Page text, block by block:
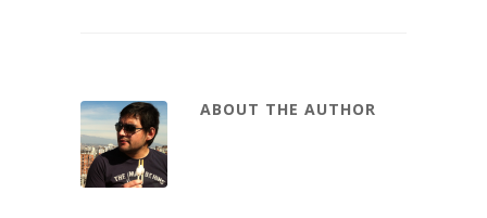
ABOUT THE AUTHOR